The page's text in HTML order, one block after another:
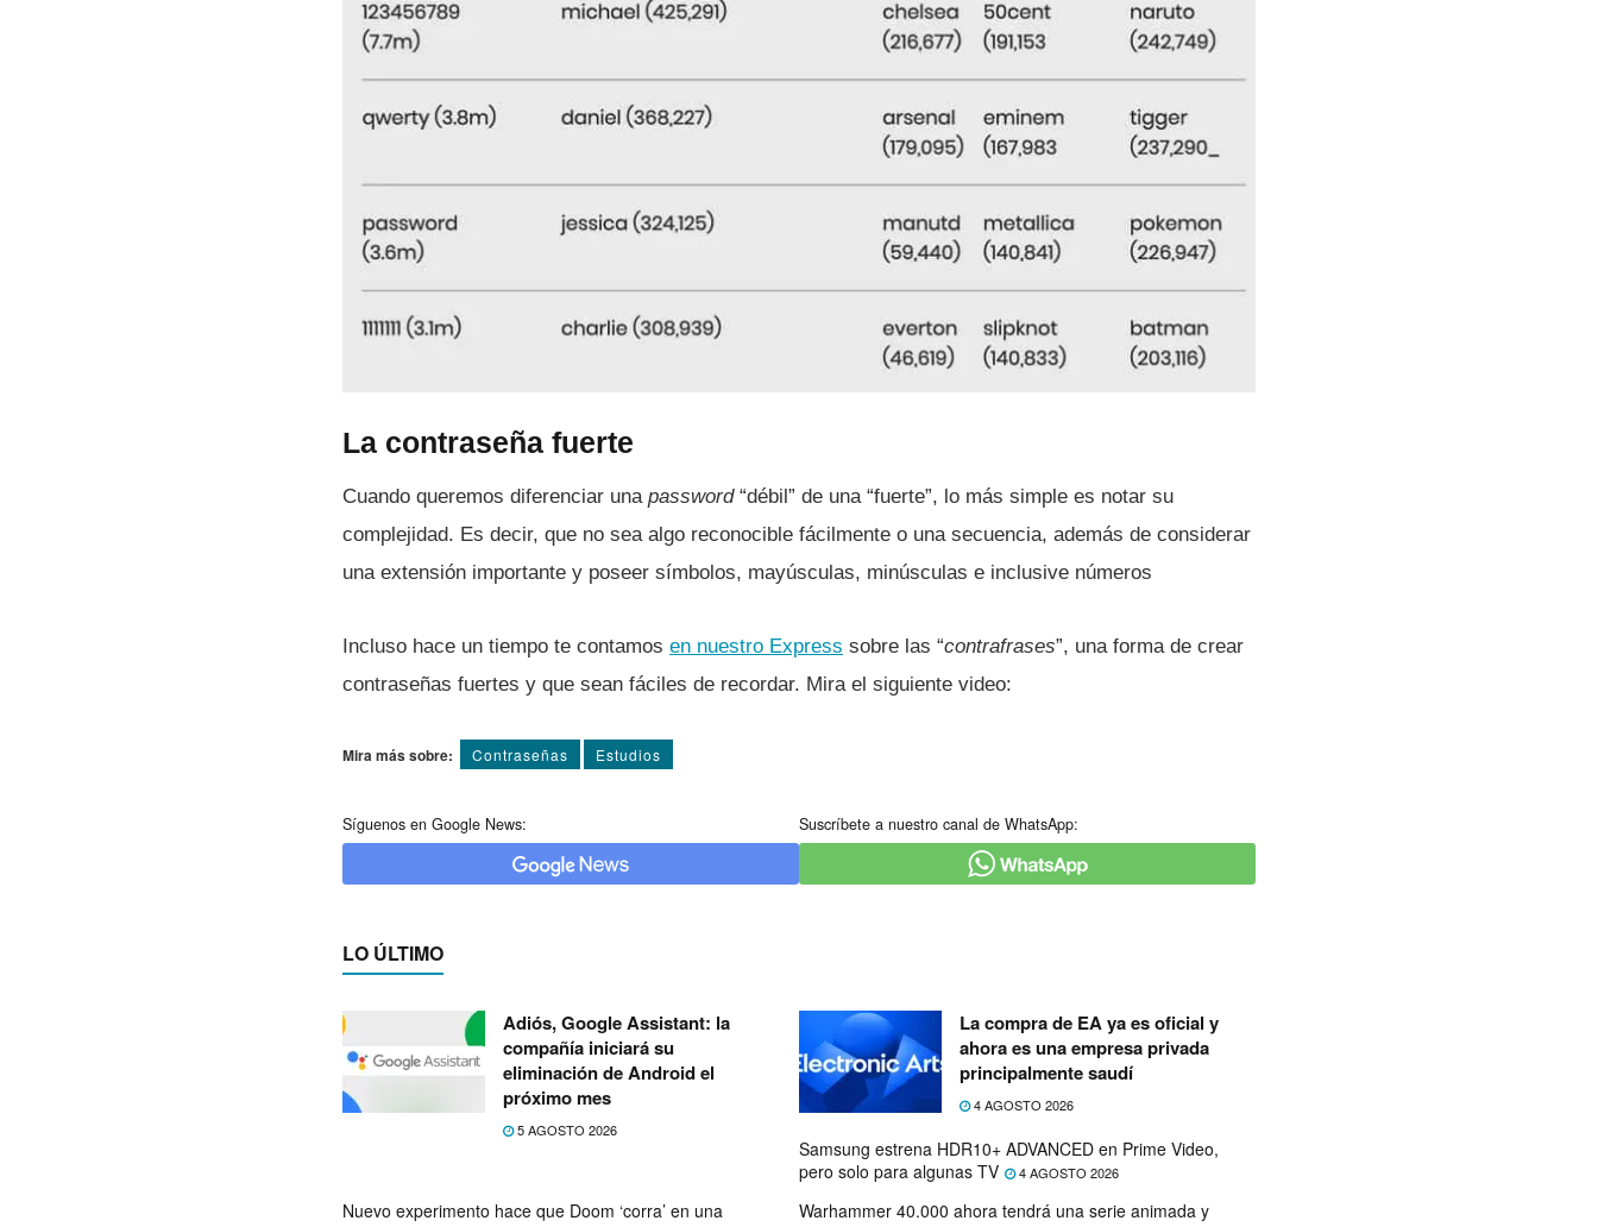
La contraseña fuerte
Cuando queremos diferenciar una password“débil” de una “fuerte”, lo más simple es notar su
complejidad. Es decir, que no sea algo reconocible fácilmente o una secuencia, además de considerar
una extensión importante y poseer sí­mbolos, mayúsculas, minúsculas e inclusive números
Incluso hace un tiempo te contamos en nuestro Express sobre las “contrafrases”, una forma de crear
contraseñas fuertes y que sean fáciles de recordar. Mira el siguiente video:
Mira más sobre: Contraseñas Estudios
Síguenos en Google News: Suscríbete a nuestro canal de WhatsApp:
LO ÚLTIMO
Adiós, Google Assistant: la
compañía iniciará su
eliminación de Android el
próximo mes
5 AGOSTO 2026
La compra de EA ya es oficial y
ahora es una empresa privada
principalmente saudí
4 AGOSTO 2026
Samsung estrena HDR10+ ADVANCED en Prime Video,
pero solo para algunas TV
4 AGOSTO 2026
Nuevo experimento hace que Doom ‘corra’ en una
Warhammer 40.000 ahora tendrá una serie animada y